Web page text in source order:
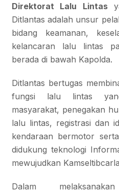
Direktorat Lalu Lintas
Ditlantas adalah unsur
bidang keamanan,
kelancaran lalu lintas
berada di bawah Kapolda.
Ditlantas bertugas
fungsi lalu lintas
masyarakat, penegakan
lalu lintas, registrasi dan
kendaraan bermotor
didukung teknologi
mewujudkan
Dalam